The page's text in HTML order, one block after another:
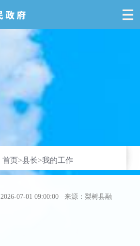
首页>县长>我的工作
2026-07-01 09:00:00 来源：梨树县融